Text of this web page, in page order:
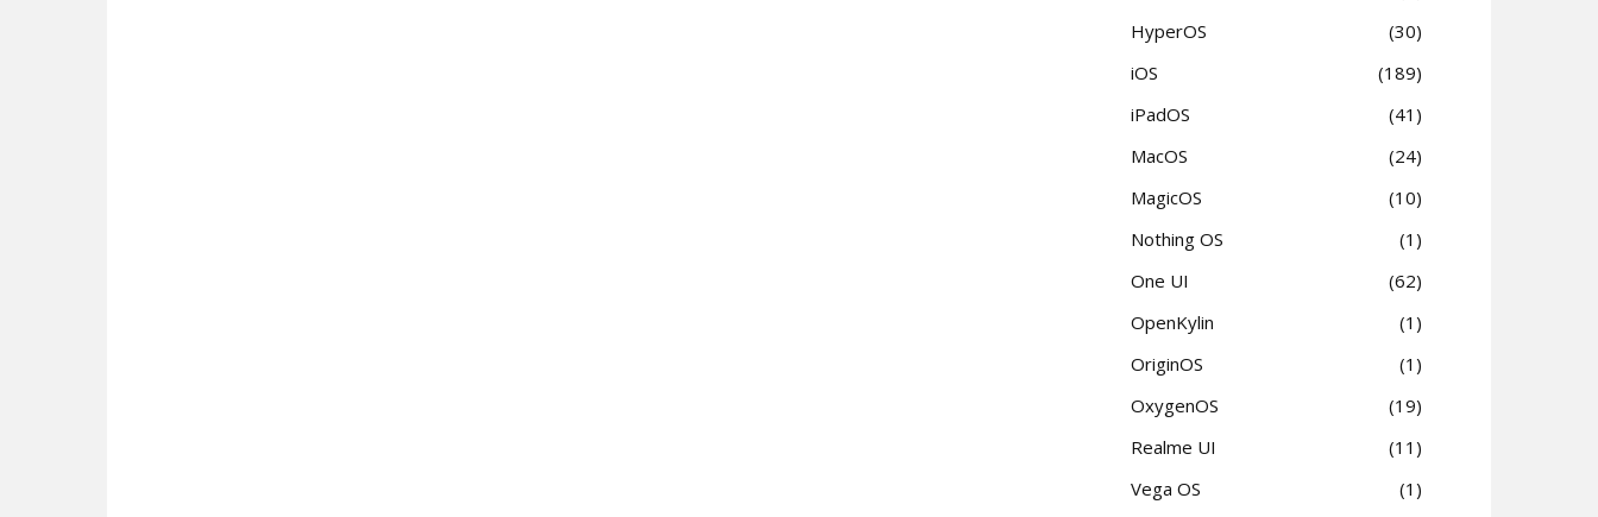
HyperOS
30
iOS
189
iPadOS
41
MacOS
24
MagicOS
10
Nothing OS
1
One UI
62
OpenKylin
1
OriginOS
1
OxygenOS
19
Realme UI
11
Vega OS
1